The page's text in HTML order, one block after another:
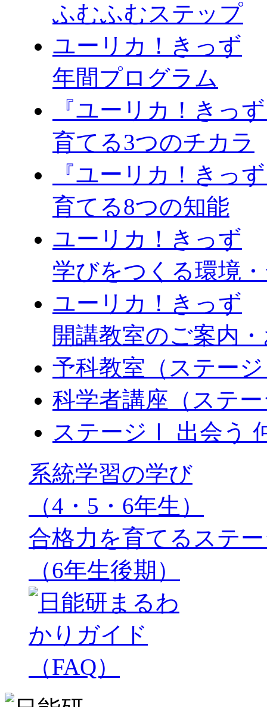
ふむふむステップ
ユーリカ！きっず
年間プログラム
『ユーリカ！きっ
育てる3つのチカラ
『ユーリカ！きっ
育てる8つの知能
ユーリカ！きっず
学びをつくる環境
ユーリカ！きっず
開講教室のご案内
予科教室（ステー
科学者講座（ステ
ステージⅠ 出会う
系統学習の学び
（4・5・6年生）
合格力を育てるステ
（6年生後期）